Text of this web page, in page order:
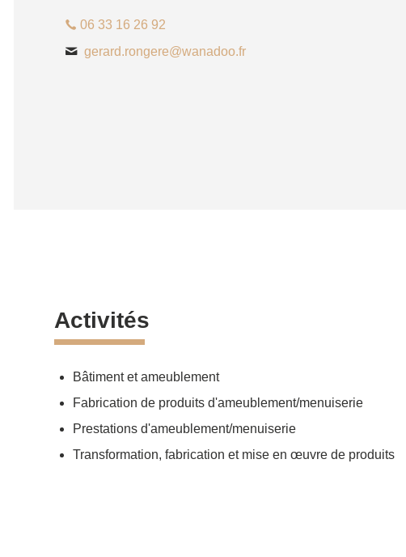
06 33 16 26 92
gerard.rongere@wanadoo.fr
Activités
Bâtiment et ameublement
Fabrication de produits d'ameublement/menuiserie
Prestations d'ameublement/menuiserie
Transformation, fabrication et mise en œuvre de produits